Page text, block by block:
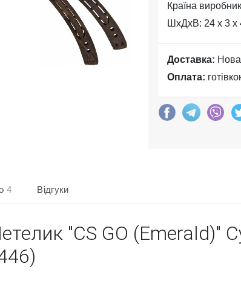
Країна
ШхДхВ: 24 x 3 x
Доставка:
Оплата:
4 Відгуки
"CS GO (Emerald)"